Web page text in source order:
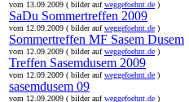
vom 13.09.2009 ( bilder aufweggefoehnt.de )
SaDu Sommertreffen 2009
vom 12.09.2009 ( bilder aufweggefoehnt.de )
Sommertreffen MF Sasem Dusem
vom 12.09.2009 ( bilder aufweggefoehnt.de )
Treffen Sasemdusem 2009
vom 12.09.2009 ( bilder aufweggefoehnt.de )
sasemdusem 09
vom 12.09.2009 ( bilder aufweggefoehnt.de )